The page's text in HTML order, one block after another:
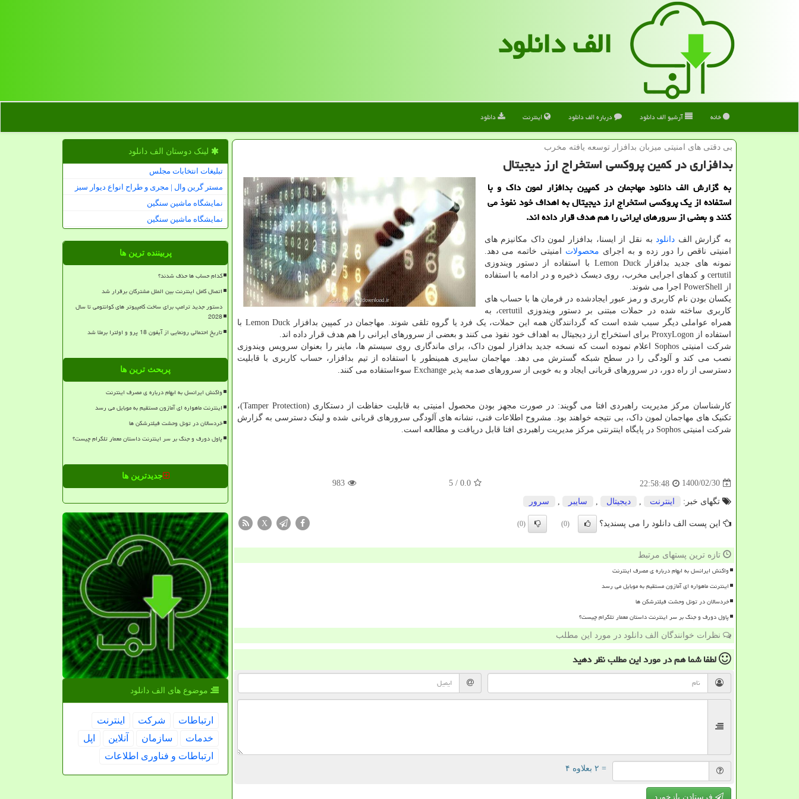
الف دانلود
خانه آرشیو الف دانلود درباره الف دانلود اینترنت دانلود
بی دقتی های امنیتی میزبان بدافزار توسعه یافته مخرب
بدافزاری در كمین پروكسی استخراج ارز دیجیتال
به گزارش الف دانلود مهاجمان در کمپین بدافزار لمون داک و با
استفاده از یک پروکسی استخراج ارز دیجیتال به اهداف خود نفوذ می
کنند و بعضی از سرورهای ایرانی را هم هدف قرار داده اند.
به گزارش الف دانلودبه نقل از ایسنا، بدافزار لمون داک مکانیزم های
امنیتی ناقص را دور زده و به اجرای محصولات امنیتی خاتمه می دهد.
نمونه های جدید بدافزار Lemon Duck با استفاده از دستور ویندوزی
certutil و کدهای اجرایی مخرب، روی دیسک ذخیره و در ادامه با استفاده
از PowerShell اجرا می شوند.
یکسان بودن نام کاربری و رمز عبور ایجادشده در فرمان ها با حساب های
کاربری ساخته شده در حملات مبتنی بر دستور ویندوزی certutil، به
همراه عواملی دیگر سبب شده است که گردانندگان همه این حملات، یک فرد یا گروه تلقی شوند. مهاجمان در کمپین بدافزار Lemon Duck با
استفاده از ProxyLogon برای استخراج ارز دیجیتال به اهداف خود نفوذ می کنند و بعضی از سرورهای ایرانی را هم هدف قرار داده اند.
شرکت امنیتی Sophos اعلام نموده است که نسخه جدید بدافزار لمون داک، برای ماندگاری روی سیستم ها، ماینر را بعنوان سرویس ویندوزی
نصب می کند و آلودگی را در سطح شبکه گسترش می دهد. مهاجمان سایبری همینطور با استفاده از تیم بدافزار، حساب کاربری با قابلیت
دسترسی از راه دور، در سرورهای قربانی ایجاد و به خوبی از سرورهای صدمه پذیر Exchange سوءاستفاده می کنند.
کارشناسان مرکز مدیریت راهبردی افتا می گویند: در صورت مجهز بودن محصول امنیتی به قابلیت حفاظت از دستکاری (Tamper Protection)،
تکنیک های مهاجمان لمون داک، بی نتیجه خواهند بود. مشروح اطلاعات فنی، نشانه های آلودگی سرورهای قربانی شده و لینک‎ دسترسی به گزارش
شرکت امنیتی Sophos در پایگاه اینترنتی مرکز مدیریت راهبردی افتا قابل دریافت و مطالعه است.
1400/02/30
22:58:48
0.0
/ 5
983
تگهای خبر: اینترنت دیجیتال سایبر سرور
این پست الف دانلود را می پسندید؟ (0)
(0)
X
تازه ترین پستهای مرتبط
واکنش ایرانسل به ابهام درباره ی مصرف اینترنت
اینترنت ماهواره ای آمازون مستقیم به موبایل می رسد
خردسالان در تونل وحشت فیلترشکن ها
پاول دورف و جنگ بر سر اینترنت داستان معمار تلگرام چیست؟
نظرات خوانندگان الف دانلود در مورد این مطلب
لطفا شما همدر مورد این مطلبنظر دهید
= ۲ بعلاوه ۴
فرستادن بازخورد
لینک دوستان الف دانلود
تبلیغات انتخابات مجلس
مستر گرین وال | مجری و طراح انواع دیوار سبز
نمایشگاه ماشین سنگین
نمایشگاه ماشین سنگین
پربیننده ترین ها
کدام حساب ها حذف شدند؟
اتصال کامل اینترنت بین الملل مشترکان برقرار شد
دستور جدید ترامپ برای ساخت کامپیوتر های کوانتومی تا سال
2028
تاریخ احتمالی رونمایی از آیفون 18 پرو و اولترا برملا شد
پربحث ترین ها
واکنش ایرانسل به ابهام درباره ی مصرف اینترنت
اینترنت ماهواره ای آمازون مستقیم به موبایل می رسد
خردسالان در تونل وحشت فیلترشکن ها
پاول دورف و جنگ بر سر اینترنت داستان معمار تلگرام چیست؟
جدیدترین ها
موضوع های الف دانلود
ارتباطات شركت
اینترنت
خدمات
سازمان آنلاین
اپل
ارتباطات و فناوری اطلاعات